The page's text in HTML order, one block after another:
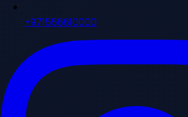
+971556610000